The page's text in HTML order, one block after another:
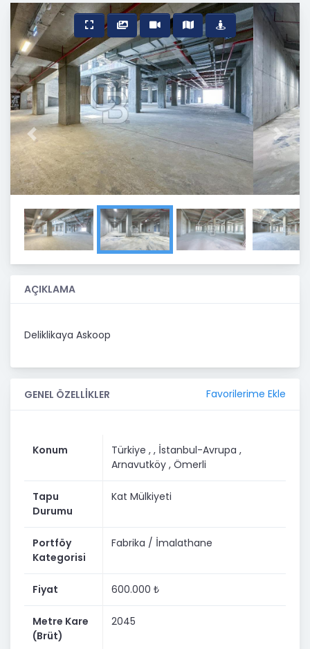
Previous Next
AÇIKLAMA
Deliklikaya Askoop
GENEL ÖZELLİKLER Favorilerime Ekle
Konum Türkiye , , İstanbul-Avrupa ,
Arnavutköy , Ömerli
Tapu
Durumu
Kat Mülkiyeti
Portföy
Kategorisi
Fabrika / İmalathane
Fiyat 600.000 ₺
Metre Kare
(Brüt)
2045